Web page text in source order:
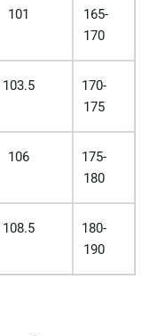
101
165-
170
103.5
170-
175
106
175-
180
108.5
180-
190